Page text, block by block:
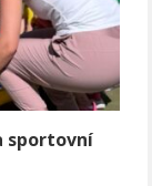
sportovní